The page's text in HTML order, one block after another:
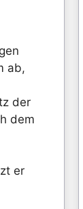
ab,
der
dem
er